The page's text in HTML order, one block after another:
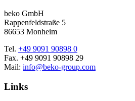
beko GmbH
Rappenfeldstraße 5
86653 Monheim
Tel. +49 9091 90898 0
Fax. +49 9091 90898 29
Mail: info@beko-group.com
Links